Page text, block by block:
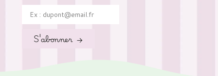
S'abonner →